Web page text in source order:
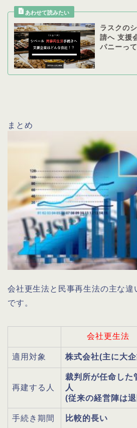
ラスクの
請へ 支援
パニーっ
まとめ
会社更生法と民事再生法の主な違
です。
会社更生法
適用対象 株式会社(主に大
再建する人
裁判所が任命した
人
(従来の経営陣は
手続き期間 比較的長い